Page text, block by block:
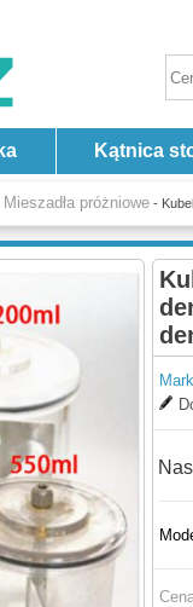
Kątnica
Mieszadła próżniowe -